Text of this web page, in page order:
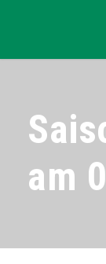
am